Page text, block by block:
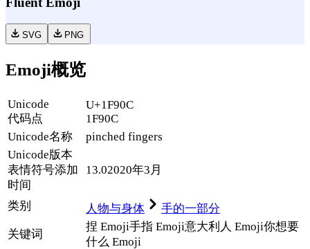
SVG PNG
Emoji概览
Unicode
代码点
U+1F90C
1F90C
Unicode名称
pinched fingers
Unicode版本
表情符号添加
时间
13.02020年3月
类别 人物与身体
手的一部分
关键词
捏 Emoji手指 Emoji意大利人 Emoji你想要
什么 Emoji